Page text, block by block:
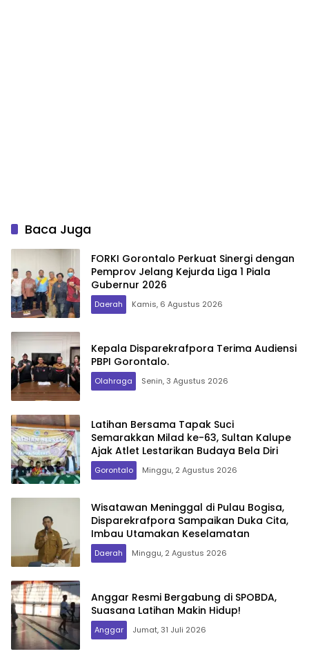
Baca Juga
FORKI Gorontalo Perkuat Sinergi dengan
Pemprov Jelang Kejurda Liga 1 Piala
Gubernur 2026
Daerah Kamis, 6 Agustus 2026
Kepala Disparekrafpora Terima Audiensi
PBPI Gorontalo.
Olahraga Senin, 3 Agustus 2026
Latihan Bersama Tapak Suci
Semarakkan Milad ke-63, Sultan Kalupe
Ajak Atlet Lestarikan Budaya Bela Diri
Gorontalo Minggu, 2 Agustus 2026
Wisatawan Meninggal di Pulau Bogisa,
Disparekrafpora Sampaikan Duka Cita,
Imbau Utamakan Keselamatan
Daerah Minggu, 2 Agustus 2026
Anggar Resmi Bergabung di SPOBDA,
Suasana Latihan Makin Hidup!
Anggar Jumat, 31 Juli 2026